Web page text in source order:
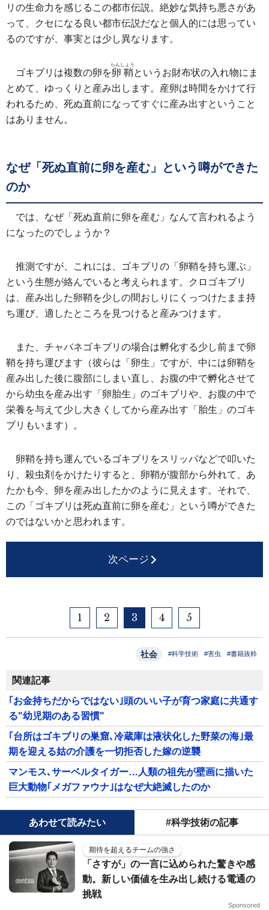
リの生命力を感じるこの都市伝説。絶妙な気持ち悪さがあ
って、クセになる良い都市伝説だなと個人的には思ってい
るのですが、事実とは少し異なります。
ゴキブリは複数の卵を卵鞘
らんしょう
というお財布状の入れ物にま
とめて、ゆっくりと産み出します。産卵は時間をかけて行
われるため、死ぬ直前になってすぐに産み出すということ
はありません。
なぜ「死ぬ直前に卵を産む」という噂ができた
のか
では、なぜ「死ぬ直前に卵を産む」なんて言われるよう
になったのでしょうか？
推測ですが、これには、ゴキブリの「卵鞘を持ち運ぶ」
という生態が絡んでいると考えられます。クロゴキブリ
は、産み出した卵鞘を少しの間おしりにくっつけたまま持
ち運び、適したところを見つけると産みつけます。
また、チャバネゴキブリの場合は孵化する少し前まで卵
鞘を持ち運びます（彼らは「卵生」ですが、中には卵鞘を
産み出した後に腹部にしまい直し、お腹の中で孵化させて
から幼虫を産み出す「卵胎生」のゴキブリや、お腹の中で
栄養を与えて少し大きくしてから産み出す「胎生」のゴキ
ブリもいます）。
卵鞘を持ち運んでいるゴキブリをスリッパなどで叩いた
り、殺虫剤をかけたりすると、卵鞘が腹部から外れて、あ
たかも今、卵を産み出したかのように見えます。それで、
この「ゴキブリは死ぬ直前に卵を産む」という噂ができた
のではないかと思われます。
次ページ
1 2 3 4 5
社会 #科学技術 #害虫 #書籍抜粋
関連記事
｢お金持ちだからではない｣頭のいい子が育つ家庭に共通す
る"幼児期のある習慣"
｢台所はゴキブリの巣窟､冷蔵庫は液状化した野菜の海｣最
期を迎える姑の介護を一切拒否した嫁の逆襲
マンモス､サーベルタイガー…人類の祖先が壁画に描いた
巨大動物｢メガファウナ｣はなぜ大絶滅したのか
あわせて読みたい #科学技術の記事
期待を超えるチームの強さ
「さすが」の一言に込められた驚きや感
動。新しい価値を生み出し続ける電通の
挑戦
Sponsored